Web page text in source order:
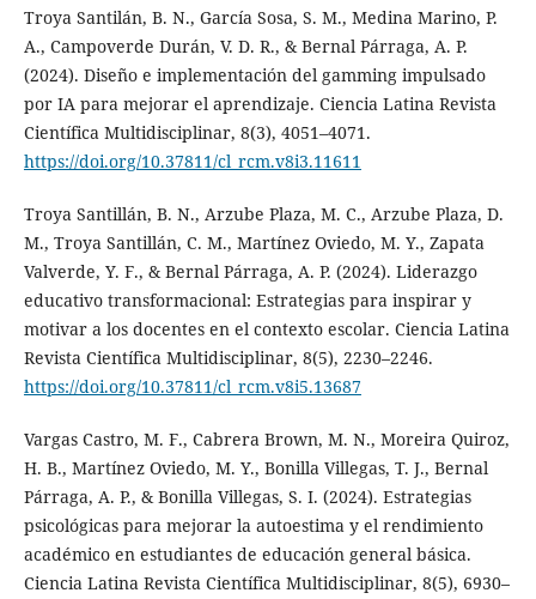
Troya Santilán, B. N., García Sosa, S. M., Medina Marino, P.
A., Campoverde Durán, V. D. R., & Bernal Párraga, A. P.
(2024). Diseño e implementación del gamming impulsado
por IA para mejorar el aprendizaje. Ciencia Latina Revista
Científica Multidisciplinar, 8(3), 4051–4071.
https://doi.org/10.37811/cl_rcm.v8i3.11611
Troya Santillán, B. N., Arzube Plaza, M. C., Arzube Plaza, D.
M., Troya Santillán, C. M., Martínez Oviedo, M. Y., Zapata
Valverde, Y. F., & Bernal Párraga, A. P. (2024). Liderazgo
educativo transformacional: Estrategias para inspirar y
motivar a los docentes en el contexto escolar. Ciencia Latina
Revista Científica Multidisciplinar, 8(5), 2230–2246.
https://doi.org/10.37811/cl_rcm.v8i5.13687
Vargas Castro, M. F., Cabrera Brown, M. N., Moreira Quiroz,
H. B., Martínez Oviedo, M. Y., Bonilla Villegas, T. J., Bernal
Párraga, A. P., & Bonilla Villegas, S. I. (2024). Estrategias
psicológicas para mejorar la autoestima y el rendimiento
académico en estudiantes de educación general básica.
Ciencia Latina Revista Científica Multidisciplinar, 8(5), 6930–